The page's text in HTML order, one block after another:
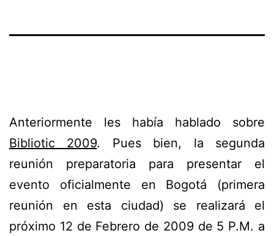
Anteriormente les había hablado sobre
Bibliotic 2009. Pues bien, la segunda
reunión preparatoria para presentar el
evento oficialmente en Bogotá (primera
reunión en esta ciudad) se realizará el
próximo 12 de Febrero de 2009 de 5 P.M. a